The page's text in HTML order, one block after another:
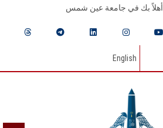
أهلاً بك في جامعة عين شمس
English